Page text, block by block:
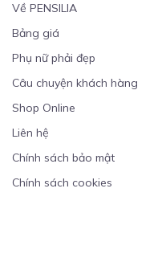
Về PENSILIA
Bảng giá
Phụ nữ phải đẹp
Câu chuyện khách hàng
Shop Online
Liên hệ
Chính sách bảo mật
Chính sách cookies